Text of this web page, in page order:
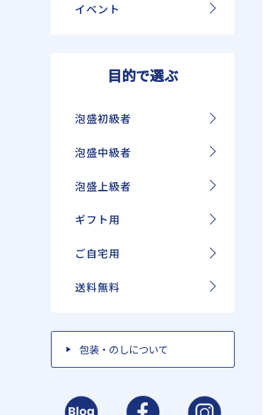
イベント
目的で選ぶ
泡盛初級者
泡盛中級者
泡盛上級者
ギフト用
ご自宅用
送料無料
包装・のしについて